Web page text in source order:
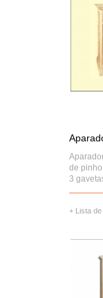
de
3
+ Lista